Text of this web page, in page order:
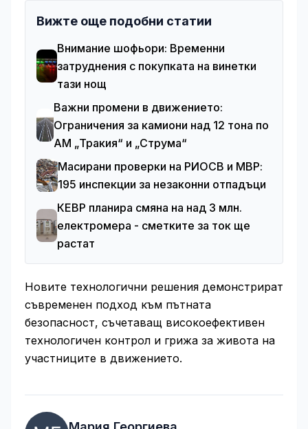
Вижте още подобни статии
Внимание шофьори: Временни
затруднения с покупката на винетки
тази нощ
Важни промени в движението:
Ограничения за камиони над 12 тона по
АМ „Тракия“ и „Струма“
Масирани проверки на РИОСВ и МВР:
195 инспекции за незаконни отпадъци
КЕВР планира смяна на над 3 млн.
електромера - сметките за ток ще
растат
Новите технологични решения демонстрират
съвременен подход към пътната
безопасност, съчетаващ високоефективен
технологичен контрол и грижа за живота на
участниците в движението.